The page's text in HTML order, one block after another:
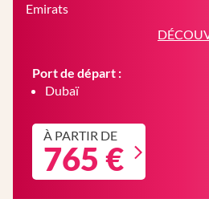
Emirats
Port de départ :
Dubaï
À PARTIR DE
765 €